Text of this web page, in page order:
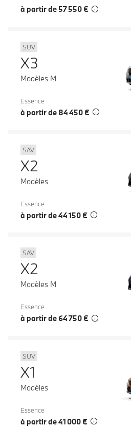
à partir de 57 550 €
SUV
X3
Modèles M
Essence
à partir de 84 450 €
SAV
X2
Modèles
Essence
à partir de 44 150 €
SAV
X2
Modèles M
Essence
à partir de 64 750 €
SUV
X1
Modèles
Essence
à partir de 41 000 €